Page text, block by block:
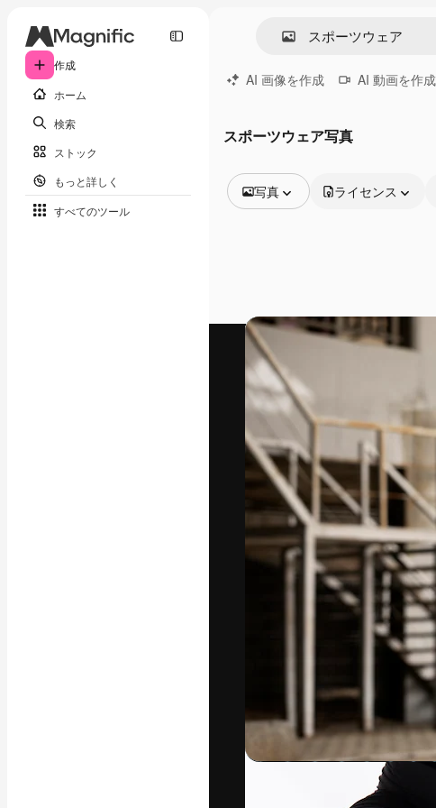
作成
ホーム
検索
ストック
もっと詳しく
すべてのツール
AI 画像を作成 AI 動画を作成
スポーツウェア写真
写真
動画
映像素材
モーショングラフィックス
動画テンプレート
アイコン
3D モデル
フォント
ライセンス
最高のクリエイティ
ットフォーム。クリ
店、スタジオを含む
います。
日本語
Copyright © 2010-